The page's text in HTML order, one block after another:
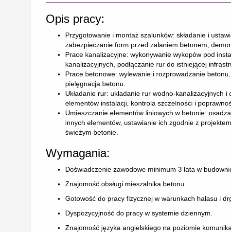
Opis pracy:
Przygotowanie i montaż szalunków: składanie i
zabezpieczanie form przed zalaniem betonem,
Prace kanalizacyjne: wykonywanie wykopów pod
kanalizacyjnych, podłączanie rur do istniejącej
Prace betonowe: wylewanie i rozprowadzanie
pielęgnacja betonu.
Układanie rur: układanie rur wodno-kanalizacyjnych
elementów instalacji, kontrola szczelności i
Umieszczanie elementów liniowych w betonie:
innych elementów, ustawianie ich zgodnie z
świeżym betonie.
Wymagania:
Doświadczenie zawodowe minimum 3 lata w
Znajomość obsługi mieszalnika betonu.
Gotowość do pracy fizycznej w warunkach hałasu i
Dyspozycyjność do pracy w systemie dziennym.
Znajomość języka angielskiego na poziomie